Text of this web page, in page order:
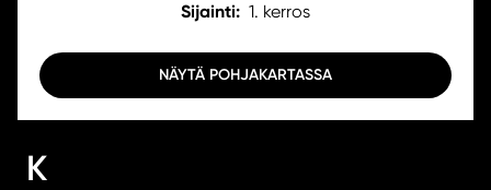
Sijainti: 1. kerros
NÄYTÄ POHJAKARTASSA
K